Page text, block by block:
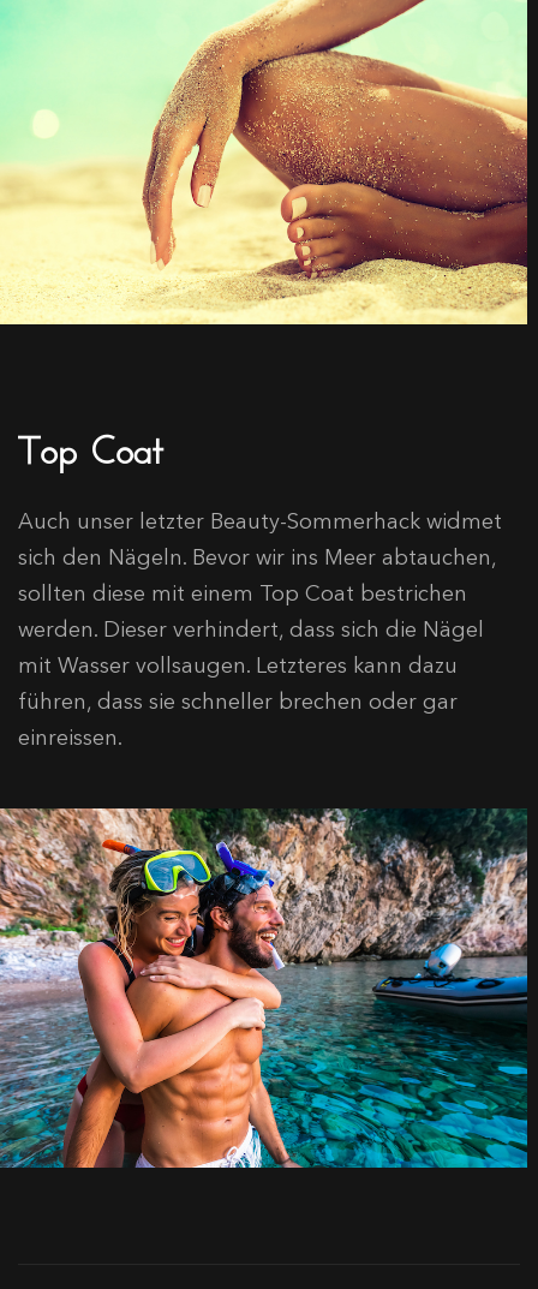
Top Coat
Auch unser letzter Beauty-Sommerhack widmet
sich den Nägeln. Bevor wir ins Meer abtauchen,
sollten diese mit einem Top Coat bestrichen
werden. Dieser verhindert, dass sich die Nägel
mit Wasser vollsaugen. Letzteres kann dazu
führen, dass sie schneller brechen oder gar
einreissen.